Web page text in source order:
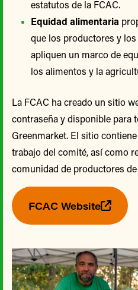
estatutos de la FCAC.
Equidad alimentaria
que los productores y
apliquen un marco de
los alimentos y la
La FCAC ha creado un sitio
contraseña y disponible para
Greenmarket. El sitio
trabajo del comité, así como
comunidad de productores
FCAC Website